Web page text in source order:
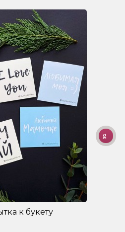
к букету